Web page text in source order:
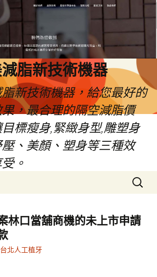
脂新技術機器
新技術機器，給您最好的
，最合理的隔空減脂價
標瘦身,緊緻身型,雕塑身
、美顏、塑身等三種效
。
搜
尋
鍵
字:
林口當舖商機的未上市申請
台北人工植牙